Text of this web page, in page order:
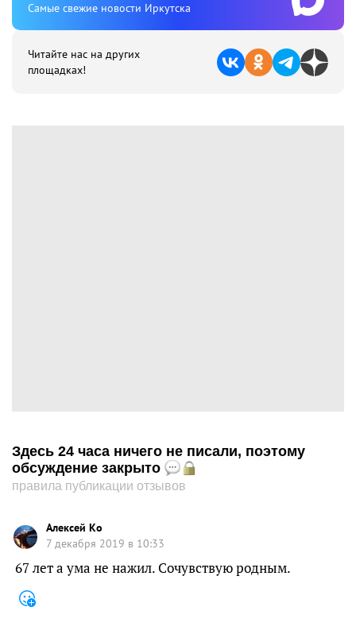
Cамые свежие новости Иркутска
Читайте нас на других
площадках!
Здесь 24 часа ничего не писали, поэтому
обсуждение закрыто
правила публикации отзывов
Алексей Ко
7 декабря 2019 в 10:33
67 лет а ума не нажил. Сочувствую родным.